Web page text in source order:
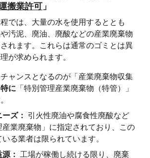
搬業許可 」
では、大量の水を使用するととも
汚泥、廃油、廃酸などの産業廃棄物
れます。これらは通常のゴミとは異
が求められます。
ャンスとなるのが「産業廃棄物収集
に 「特別管理産業廃棄物（特管）」
ズ：
引火性廃油や腐食性廃酸など
産業廃棄物」に指定されており、この
る業者は限られています。
：
工場が稼働し続ける限り、廃棄